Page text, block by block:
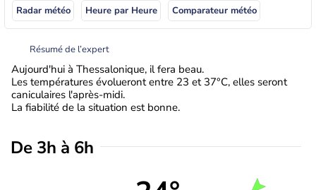
Radar météo Heure par Heure Comparateur météo
Résumé de l’expert
Aujourd'hui à Thessalonique, il fera beau.
Les températures évolueront entre 23 et 37°C, elles seront
caniculaires l'après-midi.
La fiabilité de la situation est bonne.
De 3h à 6h